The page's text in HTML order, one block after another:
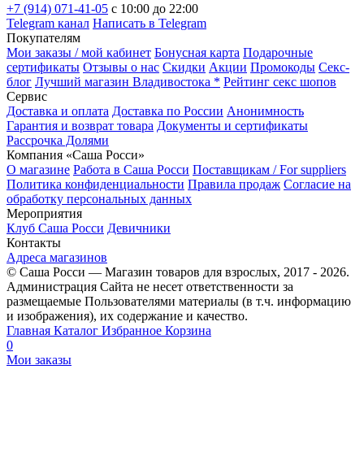
+7 (914) 071-41-05 c 10:00 до 22:00
Telegram канал Написать в Telegram
Покупателям
Мои заказы / мой кабинет Бонусная карта Подарочные
сертификаты Отзывы о нас Скидки Акции Промокоды Секс-
блог Лучший магазин Владивостока * Рейтинг секс шопов
Сервис
Доставка и оплата Доставка по России Анонимность
Гарантия и возврат товара Документы и сертификаты
Рассрочка Долями
Компания «Саша Росси»
О магазине Работа в Саша Росси Поставщикам / For suppliers
Политика конфиденциальности Правила продаж Согласие на
обработку персональных данных
Мероприятия
Клуб Саша Росси Девичники
Контакты
Адреса магазинов
© Саша Росси — Магазин товаров для взрослых, 2017 - 2026.
Администрация Сайта не несет ответственности за
размещаемые Пользователями материалы (в т.ч. информацию
и изображения), их содержание и качество.
Главная Каталог Избранное Корзина
0
Мои заказы